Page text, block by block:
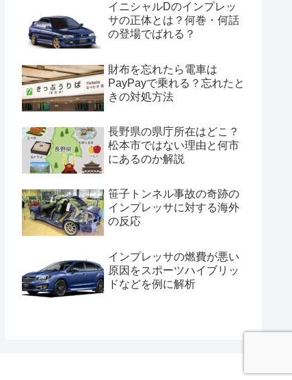
イニシャルDのインプレッ
サの正体とは？何巻・何話
の登場でばれる？
財布を忘れたら電車は
PayPayで乗れる？忘れたと
きの対処方法
長野県の県庁所在はどこ？
松本市ではない理由と何市
にあるのか解説
笹子トンネル事故の奇跡の
インプレッサに対する海外
の反応
インプレッサの燃費が悪い
原因をスポーツハイブリッ
ドなどを例に解析